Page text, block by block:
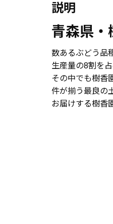
説明
青森県・
数あるぶどう品
生産量の8割を
その中でも樹香
件が揃う最良の
お届けする樹香